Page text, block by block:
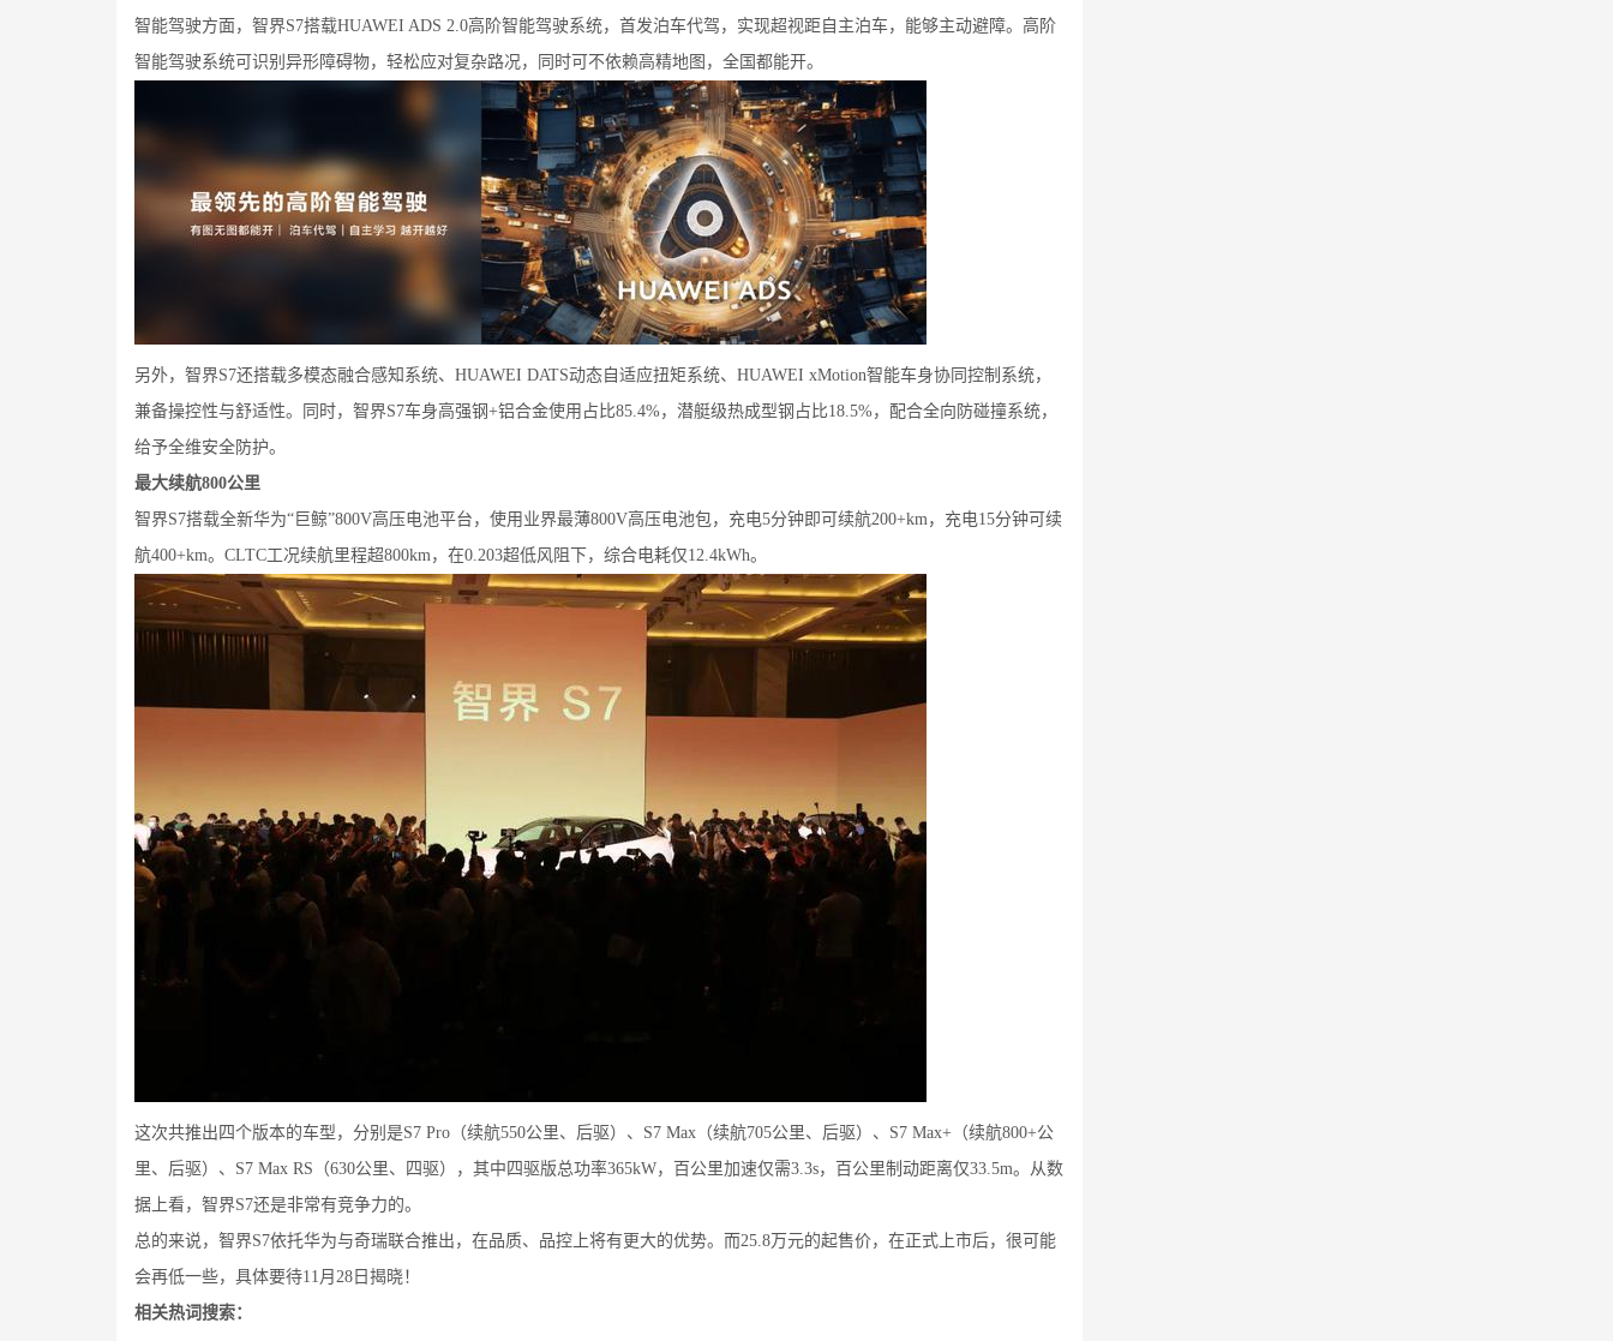
智能驾驶方面，智界S7搭载HUAWEI ADS 2.0高阶智能驾驶系统，首发泊车代驾，实现超视距自主泊车，能够主动避障。高阶
智能驾驶系统可识别异形障碍物，轻松应对复杂路况，同时可不依赖高精地图，全国都能开。
另外，智界S7还搭载多模态融合感知系统、HUAWEI DATS动态自适应扭矩系统、HUAWEI xMotion智能车身协同控制系统，
兼备操控性与舒适性。同时，智界S7车身高强钢+铝合金使用占比85.4%，潜艇级热成型钢占比18.5%，配合全向防碰撞系统，
给予全维安全防护。
最大续航800公里
智界S7搭载全新华为“巨鲸”800V高压电池平台，使用业界最薄800V高压电池包，充电5分钟即可续航200+km，充电15分钟可续
航400+km。CLTC工况续航里程超800km，在0.203超低风阻下，综合电耗仅12.4kWh。
这次共推出四个版本的车型，分别是S7 Pro（续航550公里、后驱）、S7 Max（续航705公里、后驱）、S7 Max+（续航800+公
里、后驱）、S7 Max RS（630公里、四驱），其中四驱版总功率365kW，百公里加速仅需3.3s，百公里制动距离仅33.5m。从数
据上看，智界S7还是非常有竞争力的。
总的来说，智界S7依托华为与奇瑞联合推出，在品质、品控上将有更大的优势。而25.8万元的起售价，在正式上市后，很可能
会再低一些，具体要待11月28日揭晓！
相关热词搜索：